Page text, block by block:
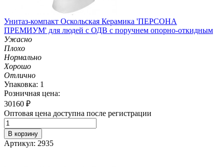
Унитаз-компакт Оскольская Керамика 'ПЕРСОНА
ПРЕМИУМ' для людей с ОДВ с поручнем опорно-откидным
Ужасно
Плохо
Нормально
Хорошо
Отлично
Упаковка: 1
Розничная цена:
30160 ₽
Оптовая цена доступна после регистрации
В корзину
Артикул: 2935